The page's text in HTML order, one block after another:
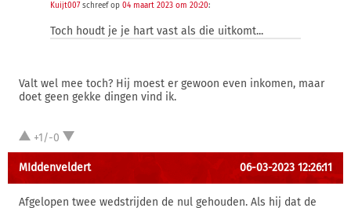
Kuijt007schreef op 04 maart 2023 om 20:20:
Toch houdt je je hart vast als die uitkomt...
Valt wel mee toch? Hij moest er gewoon even inkomen, maar
doet geen gekke dingen vind ik.
+1/-0
MIddenveldert 06-03-2023 12:26:11
Afgelopen twee wedstrijden de nul gehouden. Als hij dat de